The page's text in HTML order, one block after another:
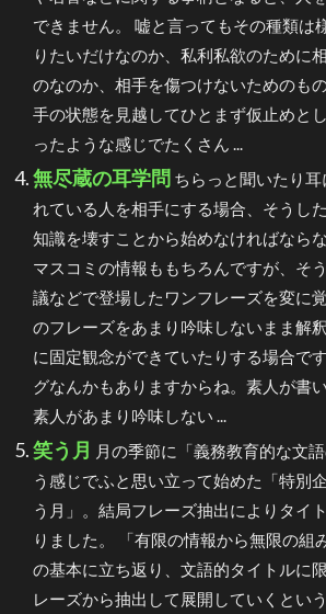
できません。 嘘と言ってもその種類は
りたいだけなのか、私利私欲のために
のなのか、相手を傷つけないためのも
手の状態を見越してひとまず仮止めと
ったような感じでたくさん ...
無尽蔵の耳学問 ちらっと聞いたり
れている人を相手にする場合、そうし
知識を壊すことから始めなければなら
マスコミの情報ももちろんですが、そ
議などで登場したワンフレーズを変に
のフレーズをあまり吟味しないまま解
に固定観念ができていたりする場合で
グなんかもありますからね。素人が書
素人があまり吟味しない ...
笑う月 月の季節に「義務教育的な文
う感じでふと思い立って始めた「特
う月」。結局フレーズ抽出によりタイ
りました。 「有限の情報から無限の組
の基本に立ち返り、文語的タイトルに
レーズから抽出して展開していくとい